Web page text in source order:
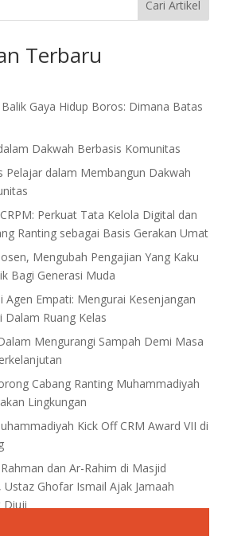
Cari Artikel
Terbaru
Gaya Hidup Boros: Dimana Batas
Dakwah Berbasis Komunitas
Pelajar dalam Membangun Dakwah
Perkuat Tata Kelola Digital dan
Ranting sebagai Basis Gerakan Umat
Mengubah Pengajian Yang Kaku
Bagi Generasi Muda
Agen Empati: Mengurai Kesenjangan
Dalam Ruang Kelas
Mengurangi Sampah Demi Masa
Cabang Ranting Muhammadiyah
Lingkungan
Kick Off CRM Award VII di
dan Ar-Rahim di Masjid
Ustaz Ghofar Ismail Ajak Jamaah
Diuji